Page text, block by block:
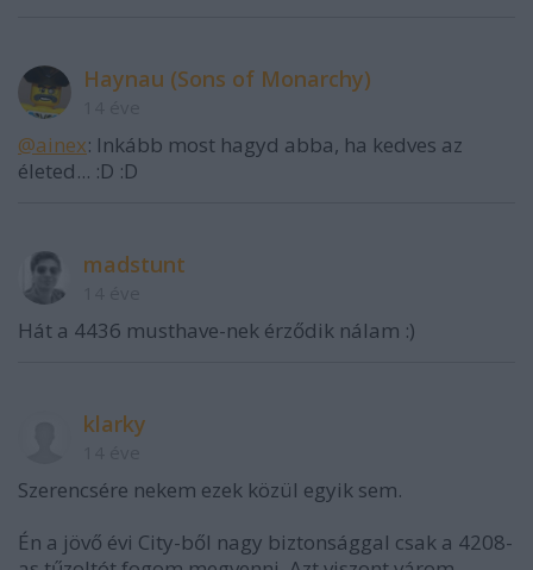
Haynau (Sons of Monarchy)
@ainex: Inkább most hagyd abba, ha kedves az
életed... :D :D
madstunt
Hát a 4436 musthave-nek érződik nálam :)
klarky
Szerencsére nekem ezek közül egyik sem.
Én a jövő évi City-ből nagy biztonsággal csak a 4208-